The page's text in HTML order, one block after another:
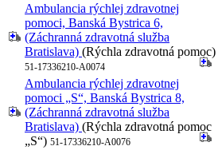
Ambulancia rýchlej zdravotnej
pomoci, Banská Bystrica 6,
(Záchranná zdravotná služba
Bratislava) (Rýchla zdravotná pomoc)
51-17336210-A0074
Ambulancia rýchlej zdravotnej
pomoci „S“, Banská Bystrica 8,
(Záchranná zdravotná služba
Bratislava) (Rýchla zdravotná pomoc
„S“) 51-17336210-A0076